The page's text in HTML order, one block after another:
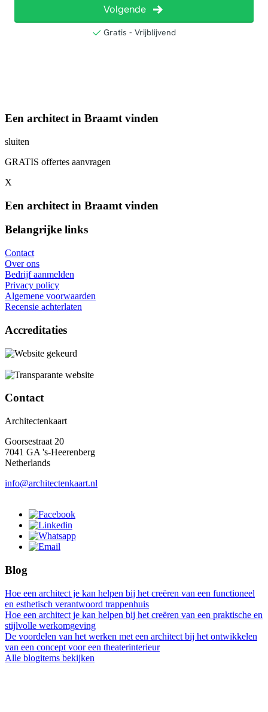
Een architect in Braamt vinden
sluiten
GRATIS offertes aanvragen
X
Een architect in Braamt vinden
Belangrijke links
Contact
Over ons
Bedrijf aanmelden
Privacy policy
Algemene voorwaarden
Recensie achterlaten
Accreditaties
Contact
Architectenkaart
Goorsestraat 20
7041 GA 's-Heerenberg
Netherlands
info@architectenkaart.nl
Blog
Hoe een architect je kan helpen bij het creëren van een functioneel
en esthetisch verantwoord trappenhuis
Hoe een architect je kan helpen bij het creëren van een praktische en
stijlvolle werkomgeving
De voordelen van het werken met een architect bij het ontwikkelen
van een concept voor een theaterinterieur
Alle blogitems bekijken